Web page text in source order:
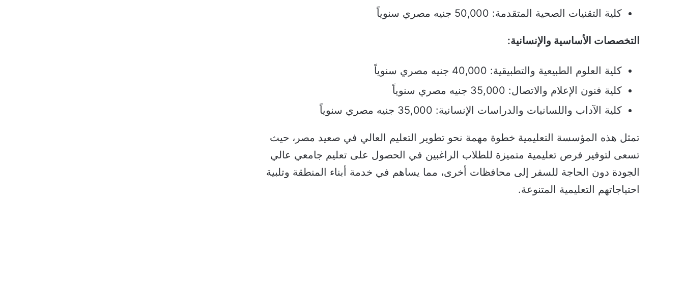
كلية التقنيات الصحية المتقدمة: 50,000 جنيه مصري سنوياً
التخصصات الأساسية والإنسانية:
كلية العلوم الطبيعية والتطبيقية: 40,000 جنيه مصري سنوياً
كلية فنون الإعلام والاتصال: 35,000 جنيه مصري سنوياً
كلية الآداب واللسانيات والدراسات الإنسانية: 35,000 جنيه مصري سنوياً
تمثل هذه المؤسسة التعليمية خطوة مهمة نحو تطوير التعليم العالي في صعيد مصر، حيث
تسعى لتوفير فرص تعليمية متميزة للطلاب الراغبين في الحصول على تعليم جامعي عالي
الجودة دون الحاجة للسفر إلى محافظات أخرى، مما يساهم في خدمة أبناء المنطقة وتلبية
احتياجاتهم التعليمية المتنوعة.